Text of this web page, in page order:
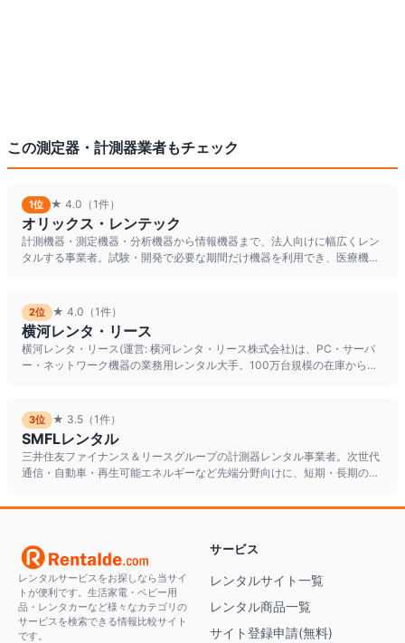
この測定器・計測器業者もチェック
1位 ★ 4.0 （1件）
オリックス・レンテック
計測機器・測定機器・分析機器から情報機器まで、法人向けに幅広くレン
タルする事業者。試験・開発で必要な期間だけ機器を利用でき、医療機関
2位 ★ 4.0 （1件）
横河レンタ・リース
横河レンタ・リース(運営: 横河レンタ・リース株式会社)は、PC・サーバ
ー・ネットワーク機器の業務用レンタル大手。100万台規模の在庫から最
3位 ★ 3.5 （1件）
SMFLレンタル
三井住友ファイナンス＆リースグループの計測器レンタル事業者。次世代
通信・自動車・再生可能エネルギーなど先端分野向けに、短期・長期の計
レンタルサービスをお探しなら当サイ
トが便利です。生活家電・ベビー用
品・レンタカーなど様々なカテゴリの
サービスを検索できる情報比較サイト
です。
サービス
レンタルサイト一覧
レンタル商品一覧
サイト登録申請(無料)